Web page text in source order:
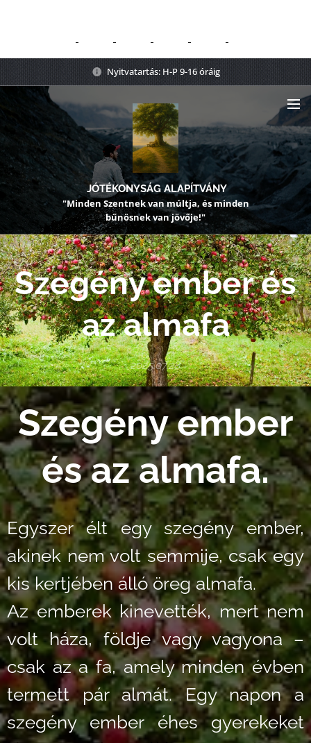
Nyitvatartás: H-P 9-16 óráig
JÓTÉKONYSÁG ALAPÍTVÁNY
"Minden Szentnek van múltja, és minden
bűnösnek van jövője!"
Szegény ember és
az almafa
2025.07.28
Szegény ember
és az almafa.
Egyszer élt egy szegény ember,
akinek nem volt semmije, csak egy
kis kertjében álló öreg almafa.
Az emberek kinevették, mert nem
volt háza, földje vagy vagyona –
csak az a fa, amely minden évben
termett pár almát. Egy napon a
szegény ember éhes gyerekeket